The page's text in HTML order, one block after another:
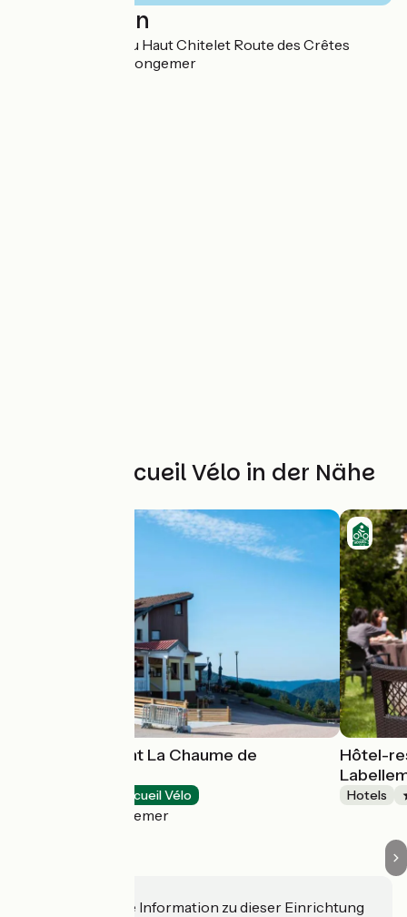
Localisation
BP 13 - Chaume du Haut Chitelet Route des Crêtes
88400 Xonrupt-Longemer
Weitere Accueil Vélo in der Nähe
Hôtel-restaurant La Chaume de
Accueil Vélo
Xonrupt-Longemer
Hôtel-
Hotels
Haben Sie eine Information zu dieser Einrichtung